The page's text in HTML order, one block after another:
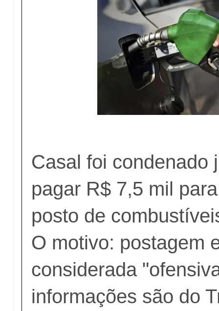
Casal foi condenado
pagar R$ 7,5 mil
posto de
O motivo: postagem
considerada
informações são do